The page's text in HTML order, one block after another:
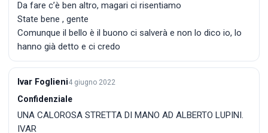
Da fare c’è ben altro, magari ci risentiamo
State bene , gente
Comunque il bello è il buono ci salverà e non lo dico io, lo
hanno già detto e ci credo
Ivar Foglieni4 giugno 2022
Confidenziale
UNA CALOROSA STRETTA DI MANO AD ALBERTO LUPINI.
IVAR